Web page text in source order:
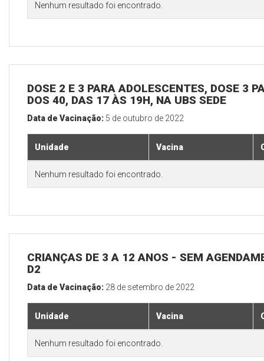
Nenhum resultado foi encontrado.
DOSE 2 E 3 PARA ADOLESCENTES, DOSE 3
DOS 40, DAS 17 ÀS 19H, NA UBS SEDE
Data de Vacinação: 5 de outubro de 2022
Unidade Vacina
Nenhum resultado foi encontrado.
CRIANÇAS DE 3 A 12 ANOS - SEM
D2
Data de Vacinação: 28 de setembro de 2022
Unidade Vacina
Nenhum resultado foi encontrado.